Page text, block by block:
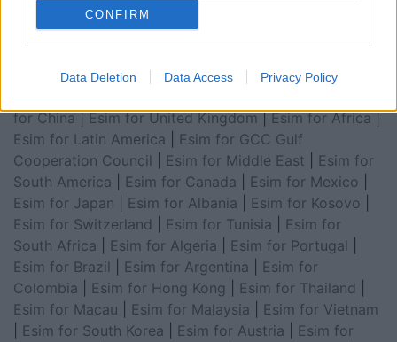
CONFIRM
Data Deletion Data Access Privacy Policy
Esim for USA|Esim for Italy
for Turkey|Esim for Germany
|Esim for Egypt|Esim for United Arab
for China|Esim for United Kingdom|Esim for Africa|
Esim for Latin America
Esim for GCC Gulf
Cooperation Council
Esim for Middle East
Esim for
South America
Esim for Canada Esim for Mexico
Esim for Japan
Esim for Albania Esim for Kosovo
Esim for Switzerland
Esim for Tunisia
Esim for
South Africa
Esim for Algeria Esim for Portugal
Esim for Brazil
Esim for Argentina
Esim for
Colombia
Esim for Hong Kong Esim for Thailand
Esim for Macau
Esim for Malaysia
Esim for Vietnam
Esim for South Korea Esim for Austria
Esim for